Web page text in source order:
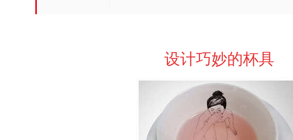
设计巧妙的杯具